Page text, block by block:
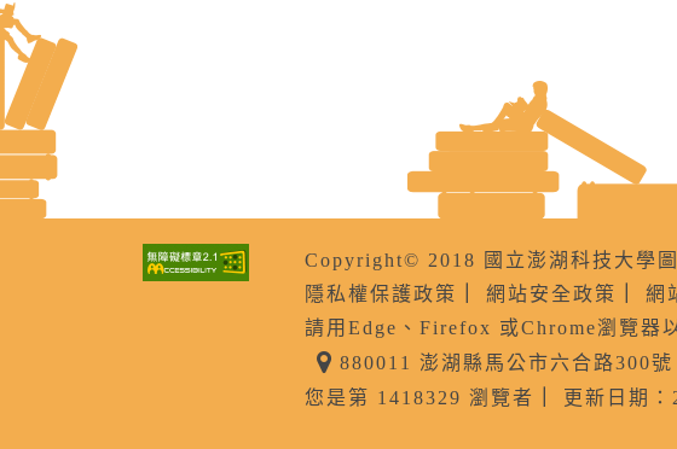
Copyright© 2018 國立澎湖科技大學
隱私權保護政策
網站安全政策
網
請用Edge、Firefox 或Chrome瀏覽器
880011 澎湖縣馬公市六合路300號
您是第 1418329 瀏覽者
更新日期